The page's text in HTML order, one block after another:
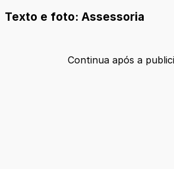
Texto e foto: Assessoria
Continua após a